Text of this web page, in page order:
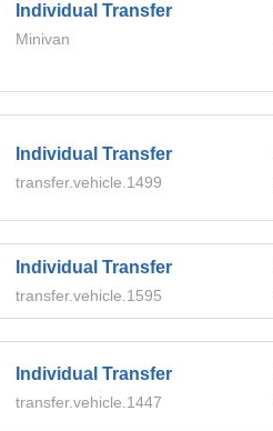
Individual Transfer
Minivan
Individual Transfer
transfer.vehicle.1499
Individual Transfer
transfer.vehicle.1595
Individual Transfer
transfer.vehicle.1447